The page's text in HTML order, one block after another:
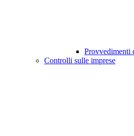
Provvedimenti
Controlli sulle imprese